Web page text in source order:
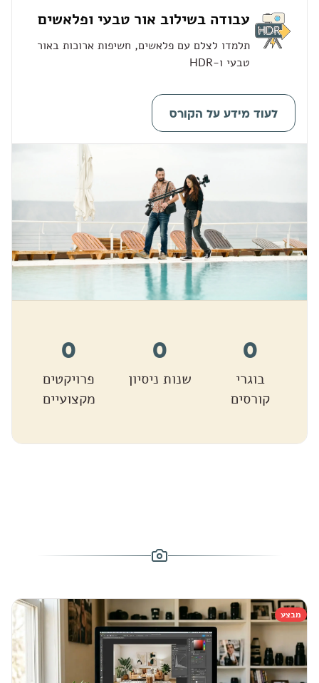
עבודה בשילוב אור טבעי ופלאשים
תלמדו לצלם עם פלאשים, חשיפות ארוכות באור
טבעי ו-HDR
לעוד מידע על הקורס
0
בוגרי
קורסים
0
שנות ניסיון
0
פרויקטים
מקצועיים
מבצע